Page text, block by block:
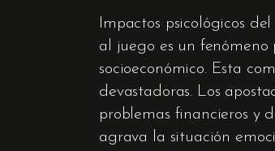
Impactos psicológicos
al juego es un
socioeconómico. Esta
devastadoras. Los
problemas financieros y
agrava la situación